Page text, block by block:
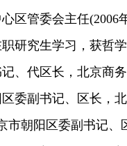
区管委会主任(2006
研究生学习，获哲
、代区长，北京商
委副书记、区长，
市朝阳区委副书记、